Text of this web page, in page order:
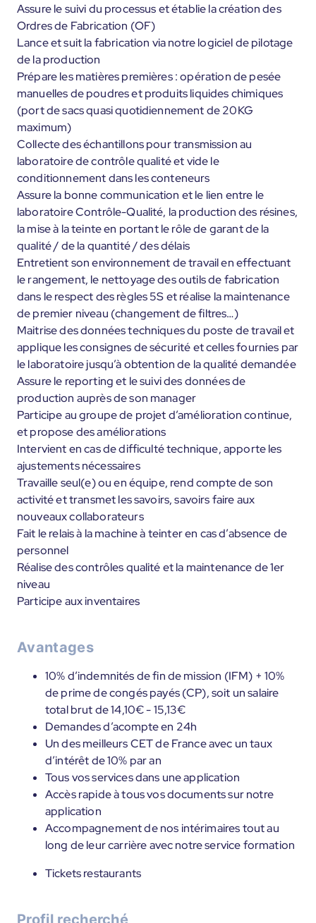
Assure le suivi du processus et établie la création des
Ordres de Fabrication (OF)
Lance et suit la fabrication via notre logiciel de pilotage
de la production
Prépare les matières premières : opération de pesée
manuelles de poudres et produits liquides chimiques
(port de sacs quasi quotidiennement de 20KG
maximum)
Collecte des échantillons pour transmission au
laboratoire de contrôle qualité et vide le
conditionnement dans les conteneurs
Assure la bonne communication et le lien entre le
laboratoire Contrôle-Qualité, la production des résines,
la mise à la teinte en portant le rôle de garant de la
qualité / de la quantité / des délais
Entretient son environnement de travail en effectuant
le rangement, le nettoyage des outils de fabrication
dans le respect des règles 5S et réalise la maintenance
de premier niveau (changement de filtres…)
Maitrise des données techniques du poste de travail et
applique les consignes de sécurité et celles fournies par
le laboratoire jusqu’à obtention de la qualité demandée
Assure le reporting et le suivi des données de
production auprès de son manager
Participe au groupe de projet d’amélioration continue,
et propose des améliorations
Intervient en cas de difficulté technique, apporte les
ajustements nécessaires
Travaille seul(e) ou en équipe, rend compte de son
activité et transmet les savoirs, savoirs faire aux
nouveaux collaborateurs
Fait le relais à la machine à teinter en cas d’absence de
personnel
Réalise des contrôles qualité et la maintenance de 1er
niveau
Participe aux inventaires
Avantages
10% d’indemnités de fin de mission (IFM) + 10%
de prime de congés payés (CP), soit un salaire
total brut de 14,10€ - 15,13€
Demandes d’acompte en 24h
Un des meilleurs CET de France avec un taux
d’intérêt de 10% par an
Tous vos services dans une application
Accès rapide à tous vos documents sur notre
application
Accompagnement de nos intérimaires tout au
long de leur carrière avec notre service formation
Tickets restaurants
Profil recherché